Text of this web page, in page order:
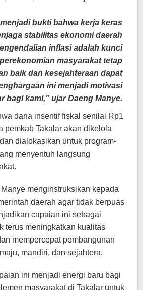
bukti bahwa kerja keras
stabilitas ekonomi daerah
inflasi adalah kunci
masyarakat tetap
baik dan kesejahteraan dapat
ini menjadi motivasi
bagi kami,” ujar Daeng Manye.
dana insentif fiskal senilai Rp1
pemkab Takalar akan dikelola
dialokasikan untuk program-
menyentuh langsung
menginstruksikan kepada
daerah agar tidak berpuas
capaian ini sebagai
terus meningkatkan kualitas
mempercepat pembangunan
mandiri, dan sejahtera.
ini menjadi energi baru bagi
masyarakat di Takalar untuk